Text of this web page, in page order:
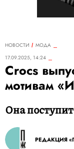
НОВОСТИ
МОДА
17.09.2025, 14:24
Crocs
мотивам
Она
РЕДАКЦИЯ